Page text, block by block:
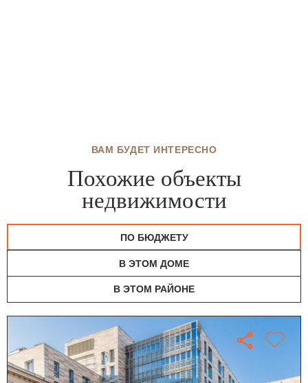
ВАМ БУДЕТ ИНТЕРЕСНО
Похожие объекты
недвижимости
ПО БЮДЖЕТУ
В ЭТОМ ДОМЕ
В ЭТОМ РАЙОНЕ